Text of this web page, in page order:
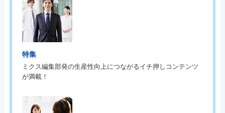
特集
ミクス編集部発の生産性向上につながるイチ押しコンテンツ
が満載！